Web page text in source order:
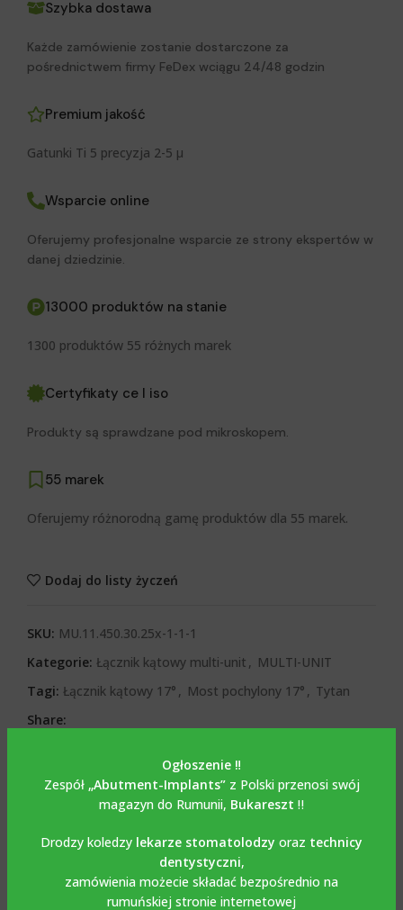
Ogłoszenie ‼️
Zespół „Abutment-Implants”z Polski przenosi swój
magazyn do Rumunii, Bukareszt ‼️
Drodzy koledzy lekarze stomatolodzy oraz technicy
dentystyczni,
zamówienia możecie składać bezpośrednio na
rumuńskiej stronie internetowej
Szybka dostawa
Każde zamówienie zostanie dostarczone za
pośrednictwem firmy FeDex wciągu 24/48 godzin
Premium jakość
Gatunki Ti 5 precyzja 2-5 μ
Wsparcie online
Oferujemy profesjonalne wsparcie ze strony ekspertów w
danej dziedzinie.
13000 produktów na stanie
1300 produktów 55 różnych marek
Certyfikaty ce I iso
Produkty są sprawdzane pod mikroskopem.
55 marek
Oferujemy różnorodną gamę produktów dla 55 marek.
Dodaj do listy życzeń
SKU: MU.11.450.30.25x-1-1-1
Kategorie: Łącznik kątowy multi-unit , MULTI-UNIT
Tagi: Łącznik kątowy 17° , Most pochylony 17° , Tytan
Share:
Opis
Jednostka Bont Multi
ustawiona pod kątem 30